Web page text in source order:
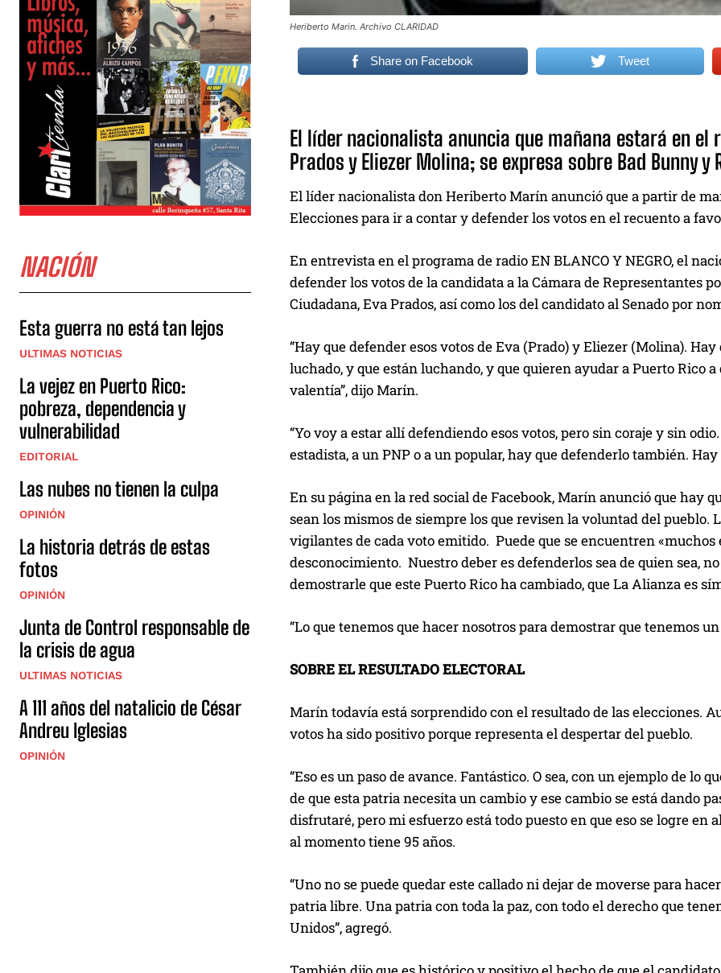
NACIÓN
Esta guerra no está tan lejos
ULTIMAS NOTICIAS
La vejez en Puerto Rico:
pobreza, dependencia y
vulnerabilidad
EDITORIAL
Las nubes no tienen la culpa
OPINIÓN
La historia detrás de estas
fotos
OPINIÓN
Junta de Control responsable de
la crisis de agua
ULTIMAS NOTICIAS
A 111 años del natalicio de César
Andreu Iglesias
OPINIÓN
Heriberto Marin. Archivo CLARIDAD
Share on Facebook Tweet
El líder nacionalista anuncia que mañana estará en el
Prados y Eliezer Molina; se expresa sobre Bad Bunny y
El líder nacionalista don Heriberto Marín anunció que a partir de
Elecciones para ir a contar y defender los votos en el recuento a
En entrevista en el programa de radio EN BLANCO Y NEGRO, el
defender los votos de la candidata a la Cámara de Representantes
Ciudadana, Eva Prados, así como los del candidato al Senado por
“Hay que defender esos votos de Eva (Prado) y Eliezer (Molina).
luchado, y que están luchando, y que quieren ayudar a Puerto Rico
valentía”, dijo Marín.
“Yo voy a estar allí defendiendo esos votos, pero sin coraje y sin
estadista, a un PNP o a un popular, hay que defenderlo también.
En su página en la red social de Facebook, Marín anunció que hay
sean los mismos de siempre los que revisen la voluntad del pueblo.
vigilantes de cada voto emitido. Puede que se encuentren
desconocimiento. Nuestro deber es defenderlos sea de quien sea,
demostrarle que este Puerto Rico ha cambiado, que La Alianza es
“Lo que tenemos que hacer nosotros para demostrar que tenemos
SOBRE EL RESULTADO ELECTORAL
Marín todavía está sorprendido con el resultado de las elecciones.
votos ha sido positivo porque representa el despertar del pueblo.
“Eso es un paso de avance. Fantástico. O sea, con un ejemplo de
de que esta patria necesita un cambio y ese cambio se está dando
disfrutaré, pero mi esfuerzo está todo puesto en que eso se logre
al momento tiene 95 años.
“Uno no se puede quedar este callado ni dejar de moverse para
patria libre. Una patria con toda la paz, con todo el derecho que
Unidos”, agregó.